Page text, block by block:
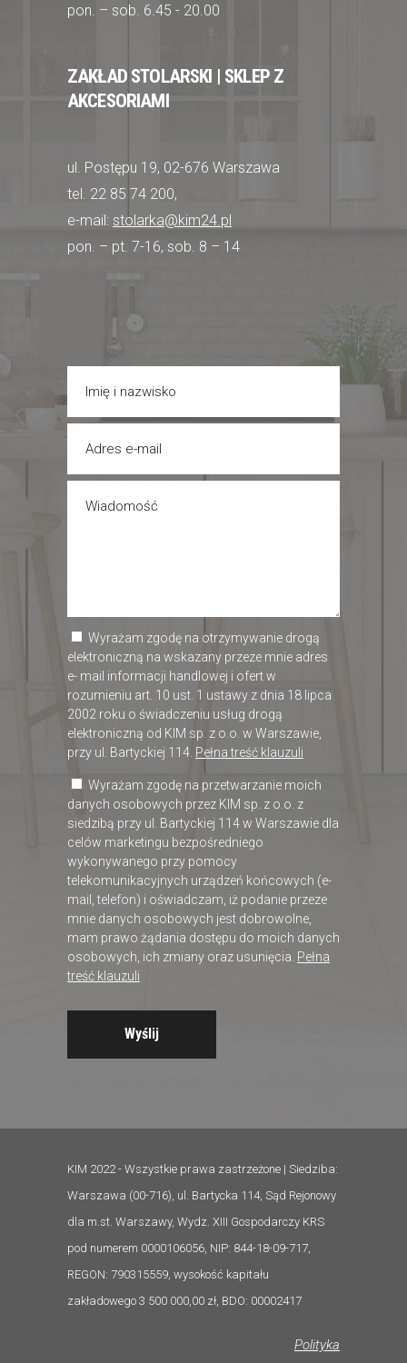
pon. – sob. 6.45 - 20.00
ZAKŁAD STOLARSKI | SKLEP Z
AKCESORIAMI
ul. Postępu 19, 02-676 Warszawa
tel. 22 85 74 200,
e-mail: stolarka@kim24.pl
pon. – pt. 7-16, sob. 8 – 14
Wyrażam zgodę na otrzymywanie drogą
elektroniczną na wskazany przeze mnie adres
e- mail informacji handlowej i ofert w
rozumieniu art. 10 ust. 1 ustawy z dnia 18 lipca
2002 roku o świadczeniu usług drogą
elektroniczną od KIM sp. z o.o. w Warszawie,
przy ul. Bartyckiej 114. Pełna treść klauzuli
Wyrażam zgodę na przetwarzanie moich
danych osobowych przez KIM sp. z o.o. z
siedzibą przy ul. Bartyckiej 114 w Warszawie dla
celów marketingu bezpośredniego
wykonywanego przy pomocy
telekomunikacyjnych urządzeń końcowych (e-
mail, telefon) i oświadczam, iż podanie przeze
mnie danych osobowych jest dobrowolne,
mam prawo żądania dostępu do moich danych
osobowych, ich zmiany oraz usunięcia. Pełna
treść klauzuli
KIM 2022 - Wszystkie prawa zastrzeżone | Siedziba:
Warszawa (00-716), ul. Bartycka 114, Sąd Rejonowy
dla m.st. Warszawy, Wydz. XIII Gospodarczy KRS
pod numerem 0000106056, NIP: 844-18-09-717,
REGON: 790315559, wysokość kapitału
zakładowego 3 500 000,00 zł, BDO: 00002417
Polityka